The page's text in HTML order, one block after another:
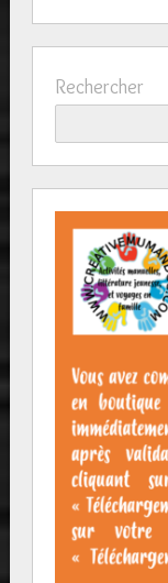
Rechercher